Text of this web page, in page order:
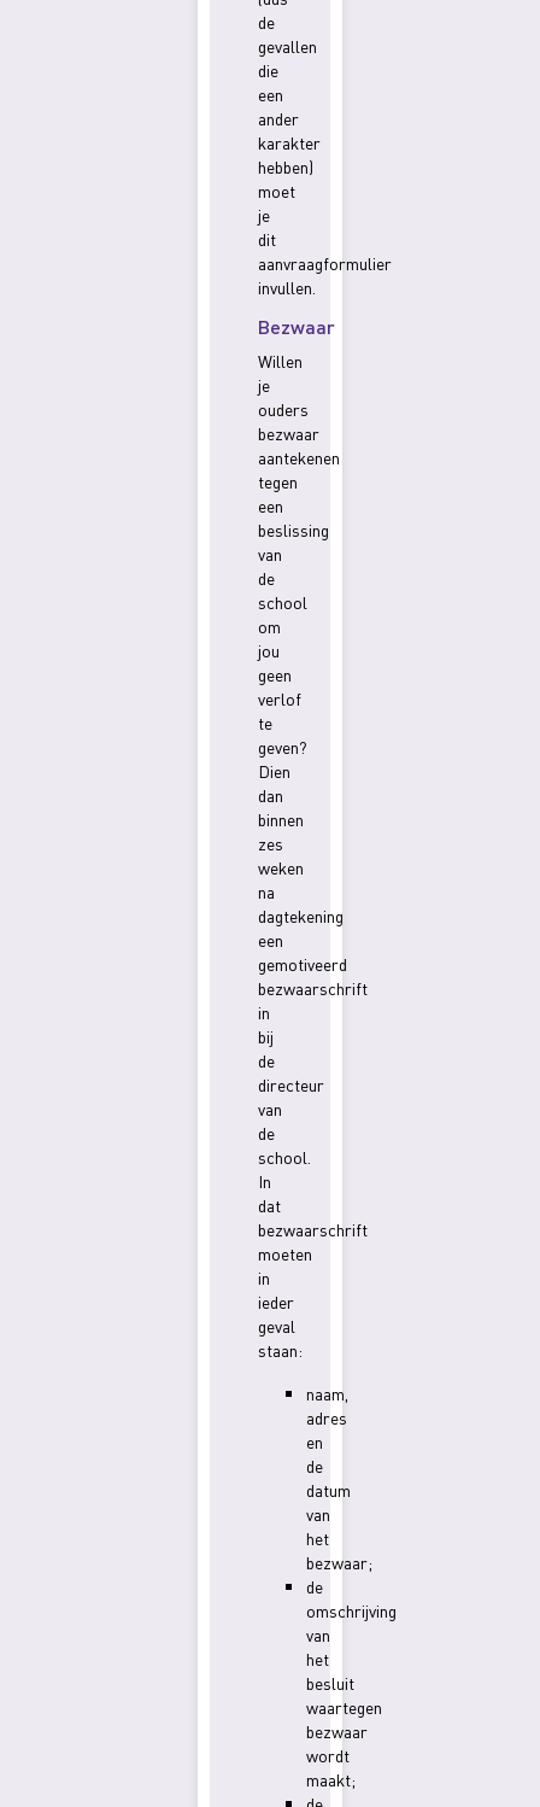
de
gevallen
die
een
ander
karakter
hebben)
moet
je
dit
aanvraagformulier
invullen.
Bezwaar
Willen
je
ouders
bezwaar
aantekenen
tegen
een
beslissing
van
de
school
om
jou
geen
verlof
te
geven?
Dien
dan
binnen
zes
weken
na
dagtekening
een
gemotiveerd
bezwaarschrift
in
bij
de
directeur
van
de
school.
In
dat
bezwaarschrift
moeten
in
ieder
geval
staan:
naam,
adres
en
de
datum
van
het
bezwaar;
de
omschrijving
van
het
besluit
waartegen
bezwaar
wordt
maakt;